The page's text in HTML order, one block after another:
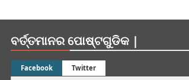
ବର୍ତ୍ତମାନର ପୋଷ୍ଟଗୁଡିକ |
Facebook Twitter